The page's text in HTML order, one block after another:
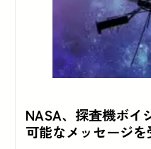
NASA、探査機ボイ
可能なメッセージ